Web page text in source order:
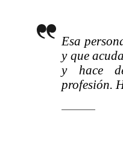
Esa
y que
y hace
profesión.